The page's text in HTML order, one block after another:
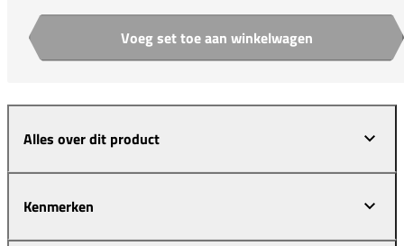
Aantal Voeg set toe aan winkelwagen
Alles over dit product
Kenmerken